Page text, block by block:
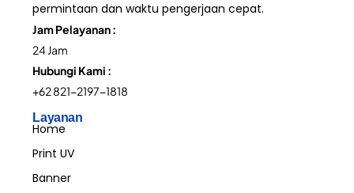
permintaan dan waktu pengerjaan cepat.
Jam Pelayanan :
24 Jam
Hubungi Kami :
+62 821-2197-1818
Layanan
Home
Print UV
Banner